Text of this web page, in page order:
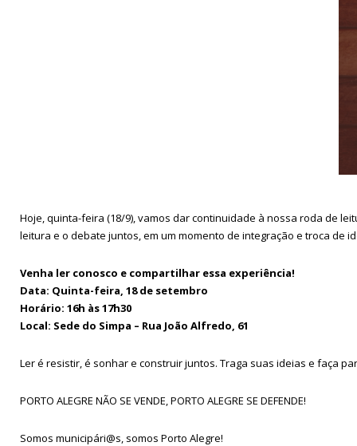
Hoje, quinta-feira (18/9), vamos dar continuidade à nossa roda de
leitura e o debate juntos, em um momento de integração e troca de
Venha ler conosco e compartilhar essa experiência!
Data: Quinta-feira, 18 de setembro
Horário: 16h às 17h30
Local: Sede do Simpa – Rua João Alfredo, 61
Ler é resistir, é sonhar e construir juntos. Traga suas ideias e faça
PORTO ALEGRE NÃO SE VENDE, PORTO ALEGRE SE DEFENDE!
Somos municipári@s, somos Porto Alegre!